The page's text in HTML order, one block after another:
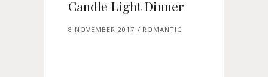
Candle Light Dinner
8 NOVEMBER 2017 ROMANTIC